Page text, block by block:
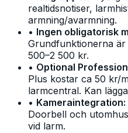
realtidsnotiser,
armning/avarmning.
• Ingen obligatorisk
Grundfunktionerna är
500–2 500 kr.
• Optional
Plus kostar ca 50 kr/
larmcentral. Kan
• Kameraintegration:
Doorbell och
vid larm.